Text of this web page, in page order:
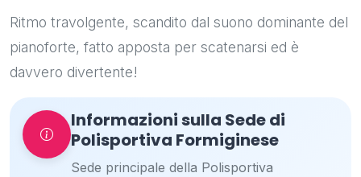
Ritmo travolgente, scandito dal suono dominante del
pianoforte, fatto apposta per scatenarsi ed è
davvero divertente!
Informazioni sulla Sede di
Polisportiva Formiginese
Sede principale della Polisportiva